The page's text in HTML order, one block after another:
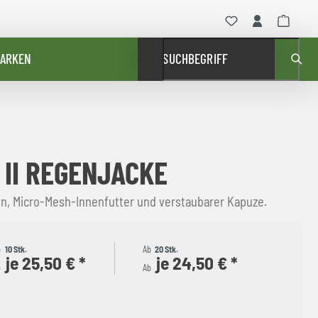
SUCHBEGRIFF
REGENJACKE
Micro-Mesh-Innenfutter und verstaubarer Kapuze.
10 Stk.
je 25,50 € *
Ab 20 Stk.
Ab je 24,50 € *